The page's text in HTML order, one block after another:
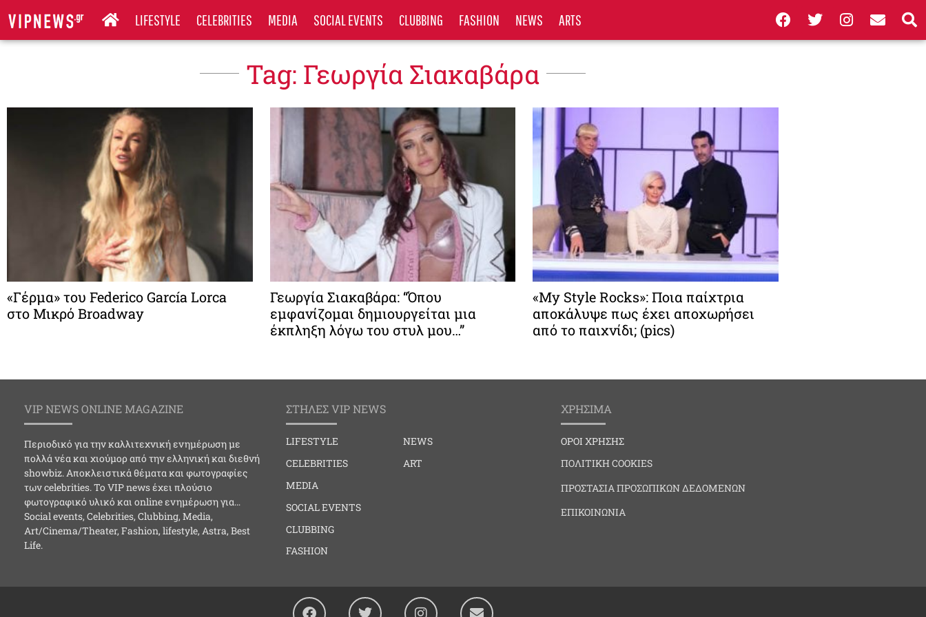
LIFESTYLE CELEBRITIES MEDIA SOCIAL EVENTS CLUBBING FASHION NEWS ARTS
Tag: Γεωργία Σιακαβάρα
«Γέρμα» του Federico García Lorca
στο Μικρό Broadway
Γεωργία Σιακαβάρα: “Όπου
εμφανίζομαι δημιουργείται μια
έκπληξη λόγω του στυλ μου…”
«My Style Rocks»: Ποια παίχτρια
αποκάλυψε πως έχει αποχωρήσει
από το παιχνίδι; (pics)
VIP NEWS ONLINE MAGAZINE
Περιοδικό για την καλλιτεχνική ενημέρωση με
πολλά νέα και χιούμορ από την ελληνική και διεθνή
showbiz. Αποκλειστικά θέματα και φωτογραφίες
των celebrities. Το VIP news έχει πλούσιο
φωτογραφικό υλικό και online ενημέρωση για…
Social events, Celebrities, Clubbing, Media,
Art/Cinema/Theater, Fashion, lifestyle, Astra, Best
Life.
ΣΤΗΛΕΣ VIP NEWS
LIFESTYLE
CELEBRITIES
MEDIA
SOCIAL EVENTS
CLUBBING
FASHION
NEWS
ART
ΧΡΗΣΙΜΑ
ΟΡΟΙ ΧΡΗΣΗΣ
ΠΟΛΙΤΙΚΗ COOKIES
ΠΡΟΣΤΑΣΙΑ ΠΡΟΣΩΠΙΚΩΝ ΔΕΔΟΜΕΝΩΝ
ΕΠΙΚΟΙΝΩΝΙΑ